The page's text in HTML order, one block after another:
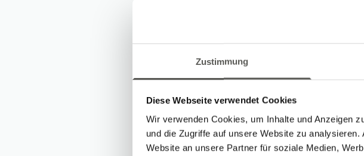
Zustimmung
Diese Webseite verwendet Cookies
Wir verwenden Cookies, um Inhalte und Anzeigen
und die Zugriffe auf unsere Website zu
Website an unsere Partner für soziale Medien,
Präzision und die vielen
verschiedenen
Einsatzmöglichkeiten in
der Produktion.
Da trifft man mich in der Freizeit
Beim Sport machen.